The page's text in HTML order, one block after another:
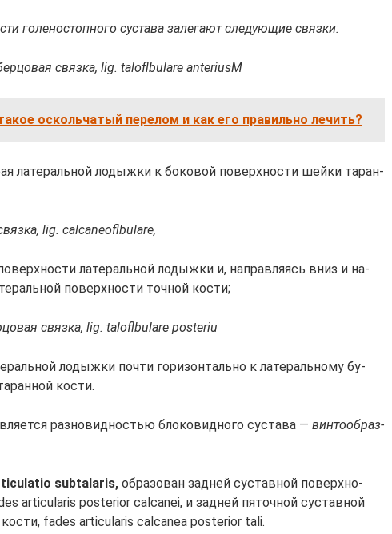
го­ле­но­стоп­но­го сус­та­ва за­ле­га­ют сле­дую­щие связ­ки:
связ­ка, lig. taloflbulare anteriusM
оскольчатый перелом и как его правильно лечить?
ла­те­раль­ной ло­дыж­ки к бо­ко­вой по­верх­но­сти шей­ки та­ран­
lig. calcaneoflbulare,
ла­те­раль­ной ло­дыж­ки и, на­прав­ля­ясь вниз и на­
по­верх­но­сти точ­ной кос­ти;
связ­ка, lig. taloflbulare posteriu
ло­дыж­ки поч­ти го­ри­зон­таль­но к ла­те­раль­но­му бу­
кос­ти.
раз­но­вид­но­стью бло­ко­вид­но­го сус­та­ва — вин­то­об­раз­
subtalaris, об­ра­зо­ван зад­ней сус­тав­ной по­верх­но­
articularis posterior calcanei, и зад­ней пя­точ­ной сус­тав­ной
fades articularis calcanea posterior tali.